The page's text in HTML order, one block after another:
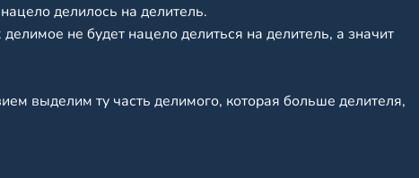
делилось на делитель.
не будет нацело делиться на делитель, а значит
выделим ту часть делимого, которая больше делителя,